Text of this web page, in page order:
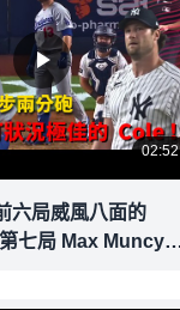
02:52
六局威風八面的
七局 Max Muncy